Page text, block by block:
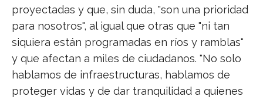
proyectadas y que, sin duda, "son una prioridad
para nosotros", al igual que otras que "ni tan
siquiera están programadas en ríos y ramblas"
y que afectan a miles de ciudadanos. "No solo
hablamos de infraestructuras, hablamos de
proteger vidas y de dar tranquilidad a quienes